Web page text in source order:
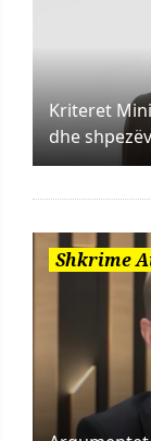
Kriteret
dhe
Shkrime